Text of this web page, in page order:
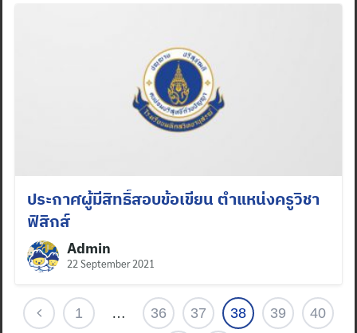
ประกาศผู้มีสิทธิ์สอบข้อเขียน ตำแหน่งครูวิชา
ฟิสิกส์
Admin
22 September 2021
1 … 36 37 38 39 40